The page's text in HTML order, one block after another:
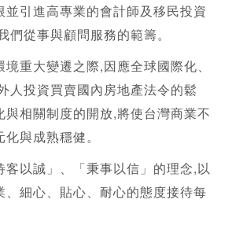
並引進高專業的會計師及移民投資
們從事與顧問服務的範籌。
重大變遷之際,因應全球國際化、
人投資買賣國內房地產法令的鬆
與相關制度的開放,將使台灣商業不
與成熟穩健。
客以誠」、「秉事以信」的理念,以
、細心、貼心、耐心的態度接待每